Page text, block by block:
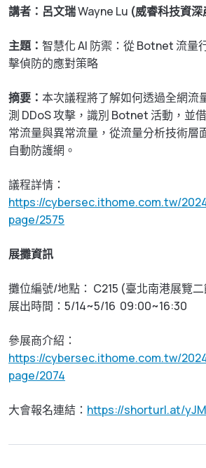
講者：呂文瑞Wayne Lu (威睿科技資
主題： 智慧化 AI 防禦：從 Botnet 流量
擊偵防的應對策略
摘要： 本次議程將了解如何透過全網流
測 DDoS 攻擊，識別 Botnet 活動，並
常流量與異常流量，從流量分析技術層
自動防護網。
議程詳情：
https://cybersec.ithome.com.tw/
page/2575
展攤資訊
攤位編號/地點： C215 (臺北南港展覽二
展出時間：5/14~5/16 09:00~16:30
參展商介紹：
https://cybersec.ithome.com.tw/
page/2074
大會報名連結： https://shorturl.at/